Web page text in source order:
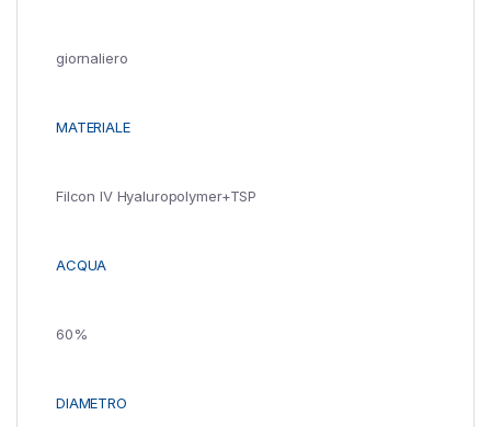
giornaliero
MATERIALE
Filcon IV Hyaluropolymer+TSP
ACQUA
60%
DIAMETRO